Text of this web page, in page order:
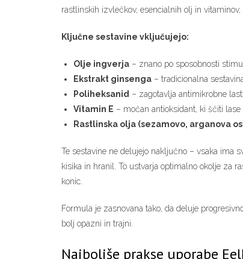
rastlinskih izvlečkov, esencialnih olj in
Ključne sestavine vključujejo:
Olje ingverja – znano po sposobnosti
Ekstrakt ginsenga – tradicionalna
Poliheksanid – zagotavlja antimikrobne
Vitamin E – močan antioksidant, ki ščiti
Rastlinska olja (sezamovo, arganova
Te sestavine ne delujejo naključno – vsaka ima
kisika in hranil. To ustvarja optimalno okolje za
konic.
Formula je zasnovana tako, da deluje
bolj opazni in trajni.
Najboljše prakse uporabe